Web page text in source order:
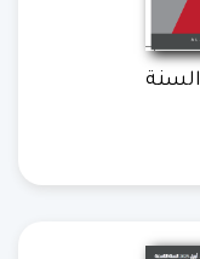
العدد (35) يوليو 2025 السنة